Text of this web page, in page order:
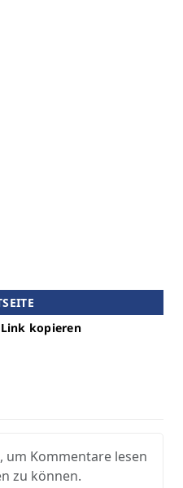
Link kopieren
um Kommentare lesen
zu können.